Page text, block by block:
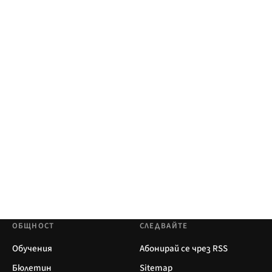
ОБЩНОСТ
Обучения
Бюлетин
СЛЕДВАЙТЕ
Абонирай се чрез RSS
Sitemap